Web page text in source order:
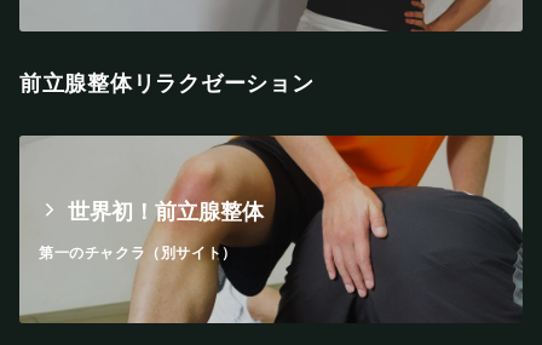
前立腺整体リラクゼーション
世界初！前立腺整体
第一のチャクラ（別サイト）